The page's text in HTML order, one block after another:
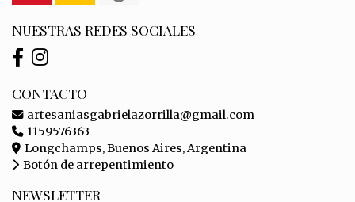
NUESTRAS REDES SOCIALES
CONTACTO
artesaniasgabrielazorrilla@gmail.com
1159576363
Longchamps, Buenos Aires, Argentina
Botón de arrepentimiento
NEWSLETTER